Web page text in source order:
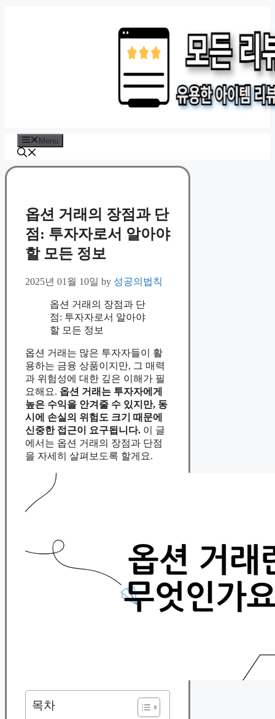
Menu
옵션 거래의 장점과 단
점: 투자자로서 알아야
할 모든 정보
2025년 01월 10일 by 성공의법칙
옵션 거래의 장점과 단
점: 투자자로서 알아야
할 모든 정보
옵션 거래는 많은 투자자들이 활
용하는 금융 상품이지만, 그 매력
과 위험성에 대한 깊은 이해가 필
요해요. 옵션 거래는 투자자에게
높은 수익을 안겨줄 수 있지만, 동
시에 손실의 위험도 크기 때문에
신중한 접근이 요구됩니다. 이 글
에서는 옵션 거래의 장점과 단점
을 자세히 살펴보도록 할게요.
목차